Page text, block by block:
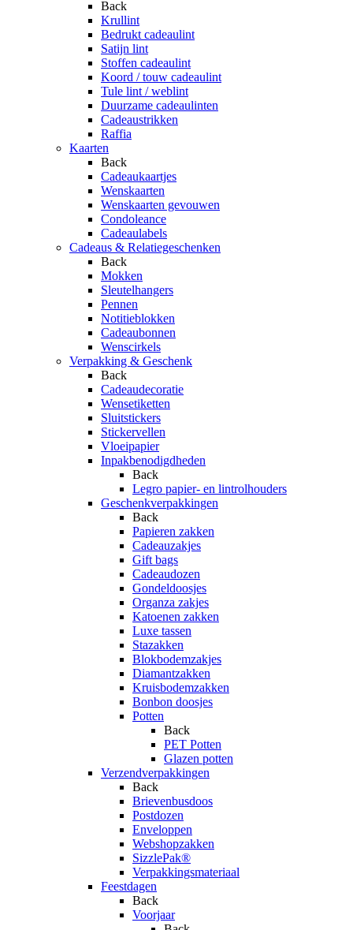
Back
Krullint
Bedrukt cadeaulint
Satijn lint
Stoffen cadeaulint
Koord / touw cadeaulint
Tule lint / weblint
Duurzame cadeaulinten
Cadeaustrikken
Raffia
Kaarten
Back
Cadeaukaartjes
Wenskaarten
Wenskaarten gevouwen
Condoleance
Cadeaulabels
Cadeaus & Relatiegeschenken
Back
Mokken
Sleutelhangers
Pennen
Notitieblokken
Cadeaubonnen
Wenscirkels
Verpakking & Geschenk
Back
Cadeaudecoratie
Wensetiketten
Sluitstickers
Stickervellen
Vloeipapier
Inpakbenodigdheden
Back
Legro papier- en lintrolhouders
Geschenkverpakkingen
Back
Papieren zakken
Cadeauzakjes
Gift bags
Cadeaudozen
Gondeldoosjes
Organza zakjes
Katoenen zakken
Luxe tassen
Stazakken
Blokbodemzakjes
Diamantzakken
Kruisbodemzakken
Bonbon doosjes
Potten
Back
PET Potten
Glazen potten
Verzendverpakkingen
Back
Brievenbusdoos
Postdozen
Enveloppen
Webshopzakken
SizzlePak®
Verpakkingsmateriaal
Feestdagen
Back
Voorjaar